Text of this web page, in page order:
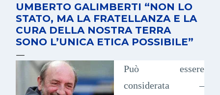
UMBERTO GALIMBERTI “NON LO
STATO, MA LA FRATELLANZA E LA
CURA DELLA NOSTRA TERRA
SONO L’UNICA ETICA POSSIBILE”
Può essere
considerata –